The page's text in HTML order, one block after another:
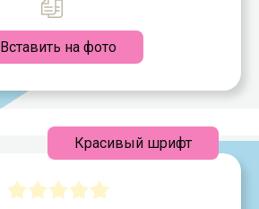
Вставить на фото
Красивый шрифт